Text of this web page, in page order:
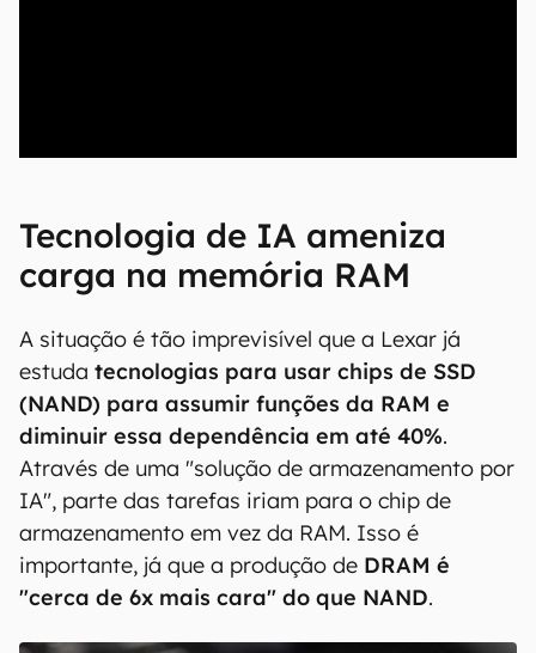
Tecnologia de IA ameniza
carga na memória RAM
A situação é tão imprevisível que a Lexar já
estuda tecnologias para usar chips de SSD
(NAND) para assumir funções da RAM e
diminuir essa dependência em até 40%.
Através de uma "solução de armazenamento por
IA", parte das tarefas iriam para o chip de
armazenamento em vez da RAM. Isso é
importante, já que a produção de DRAM é
"cerca de 6x mais cara" do que NAND.